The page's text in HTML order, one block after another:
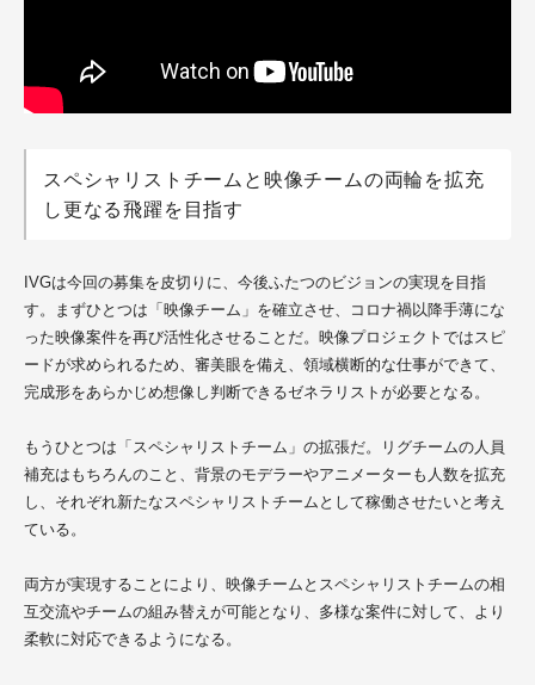
スペシャリストチームと映像チームの両輪を拡充
し更なる飛躍を目指す
IVGは今回の募集を皮切りに、今後ふたつのビジョンの実現を目指
す。まずひとつは「映像チーム」を確立させ、コロナ禍以降手薄にな
った映像案件を再び活性化させることだ。映像プロジェクトではスピ
ードが求められるため、審美眼を備え、領域横断的な仕事ができて、
完成形をあらかじめ想像し判断できるゼネラリストが必要となる。
もうひとつは「スペシャリストチーム」の拡張だ。リグチームの人員
補充はもちろんのこと、背景のモデラーやアニメーターも人数を拡充
し、それぞれ新たなスペシャリストチームとして稼働させたいと考え
ている。
両方が実現することにより、映像チームとスペシャリストチームの相
互交流やチームの組み替えが可能となり、多様な案件に対して、より
柔軟に対応できるようになる。